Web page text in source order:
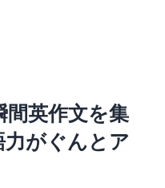
間英作文を集
がぐんとア